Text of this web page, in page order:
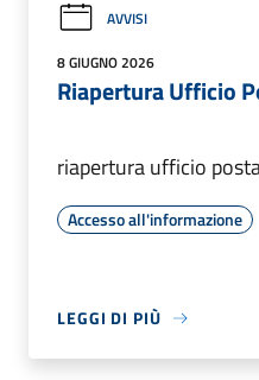
AVVISI
8 GIUGNO 2026
Riapertura Ufficio
riapertura ufficio
Accesso all'informazione
LEGGI DI PIÙ